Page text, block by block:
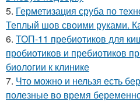
5. Герметизация сруба по
Теплый шов своими руками.
6. ТОП-11 пребиотиков для
пробиотиков и пребиотиков
биологии к клинике
7. Что можно и нельзя есть
полезные во время